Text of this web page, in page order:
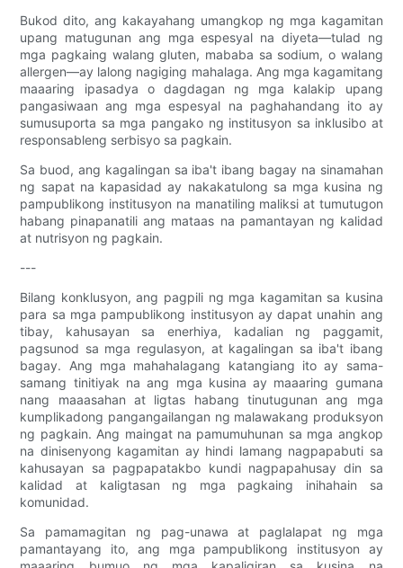
Bukod dito, ang kakayahang umangkop ng mga kagamitan
upang matugunan ang mga espesyal na diyeta—tulad ng
mga pagkaing walang gluten, mababa sa sodium, o walang
allergen—ay lalong nagiging mahalaga. Ang mga kagamitang
maaaring ipasadya o dagdagan ng mga kalakip upang
pangasiwaan ang mga espesyal na paghahandang ito ay
sumusuporta sa mga pangako ng institusyon sa inklusibo at
responsableng serbisyo sa pagkain.
Sa buod, ang kagalingan sa iba't ibang bagay na sinamahan
ng sapat na kapasidad ay nakakatulong sa mga kusina ng
pampublikong institusyon na manatiling maliksi at tumutugon
habang pinapanatili ang mataas na pamantayan ng kalidad
at nutrisyon ng pagkain.
---
Bilang konklusyon, ang pagpili ng mga kagamitan sa kusina
para sa mga pampublikong institusyon ay dapat unahin ang
tibay, kahusayan sa enerhiya, kadalian ng paggamit,
pagsunod sa mga regulasyon, at kagalingan sa iba't ibang
bagay. Ang mga mahahalagang katangiang ito ay sama-
samang tinitiyak na ang mga kusina ay maaaring gumana
nang maaasahan at ligtas habang tinutugunan ang mga
kumplikadong pangangailangan ng malawakang produksyon
ng pagkain. Ang maingat na pamumuhunan sa mga angkop
na dinisenyong kagamitan ay hindi lamang nagpapabuti sa
kahusayan sa pagpapatakbo kundi nagpapahusay din sa
kalidad at kaligtasan ng mga pagkaing inihahain sa
komunidad.
Sa pamamagitan ng pag-unawa at paglalapat ng mga
pamantayang ito, ang mga pampublikong institusyon ay